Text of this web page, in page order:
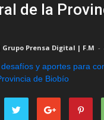
de la
Prensa Digital | F.M -